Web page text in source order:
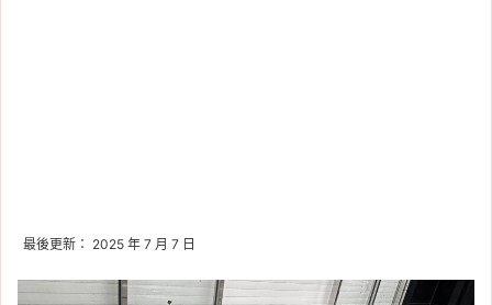
最後更新： 2025 年 7 月 7 日